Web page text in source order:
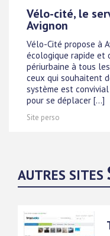
Vélo-cité, le
Avignon
Vélo-Cité propose à
écologique rapide et
périurbaine à tous
ceux qui souhaitent
système est
pour se déplacer [...]
Site perso
AUTRES SITES